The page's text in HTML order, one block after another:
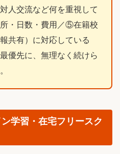
人交流など何を重視して
・日数・費用／⑤在籍校
共有）に対応している
優先に、無理なく続けら
学習・在宅フリースク